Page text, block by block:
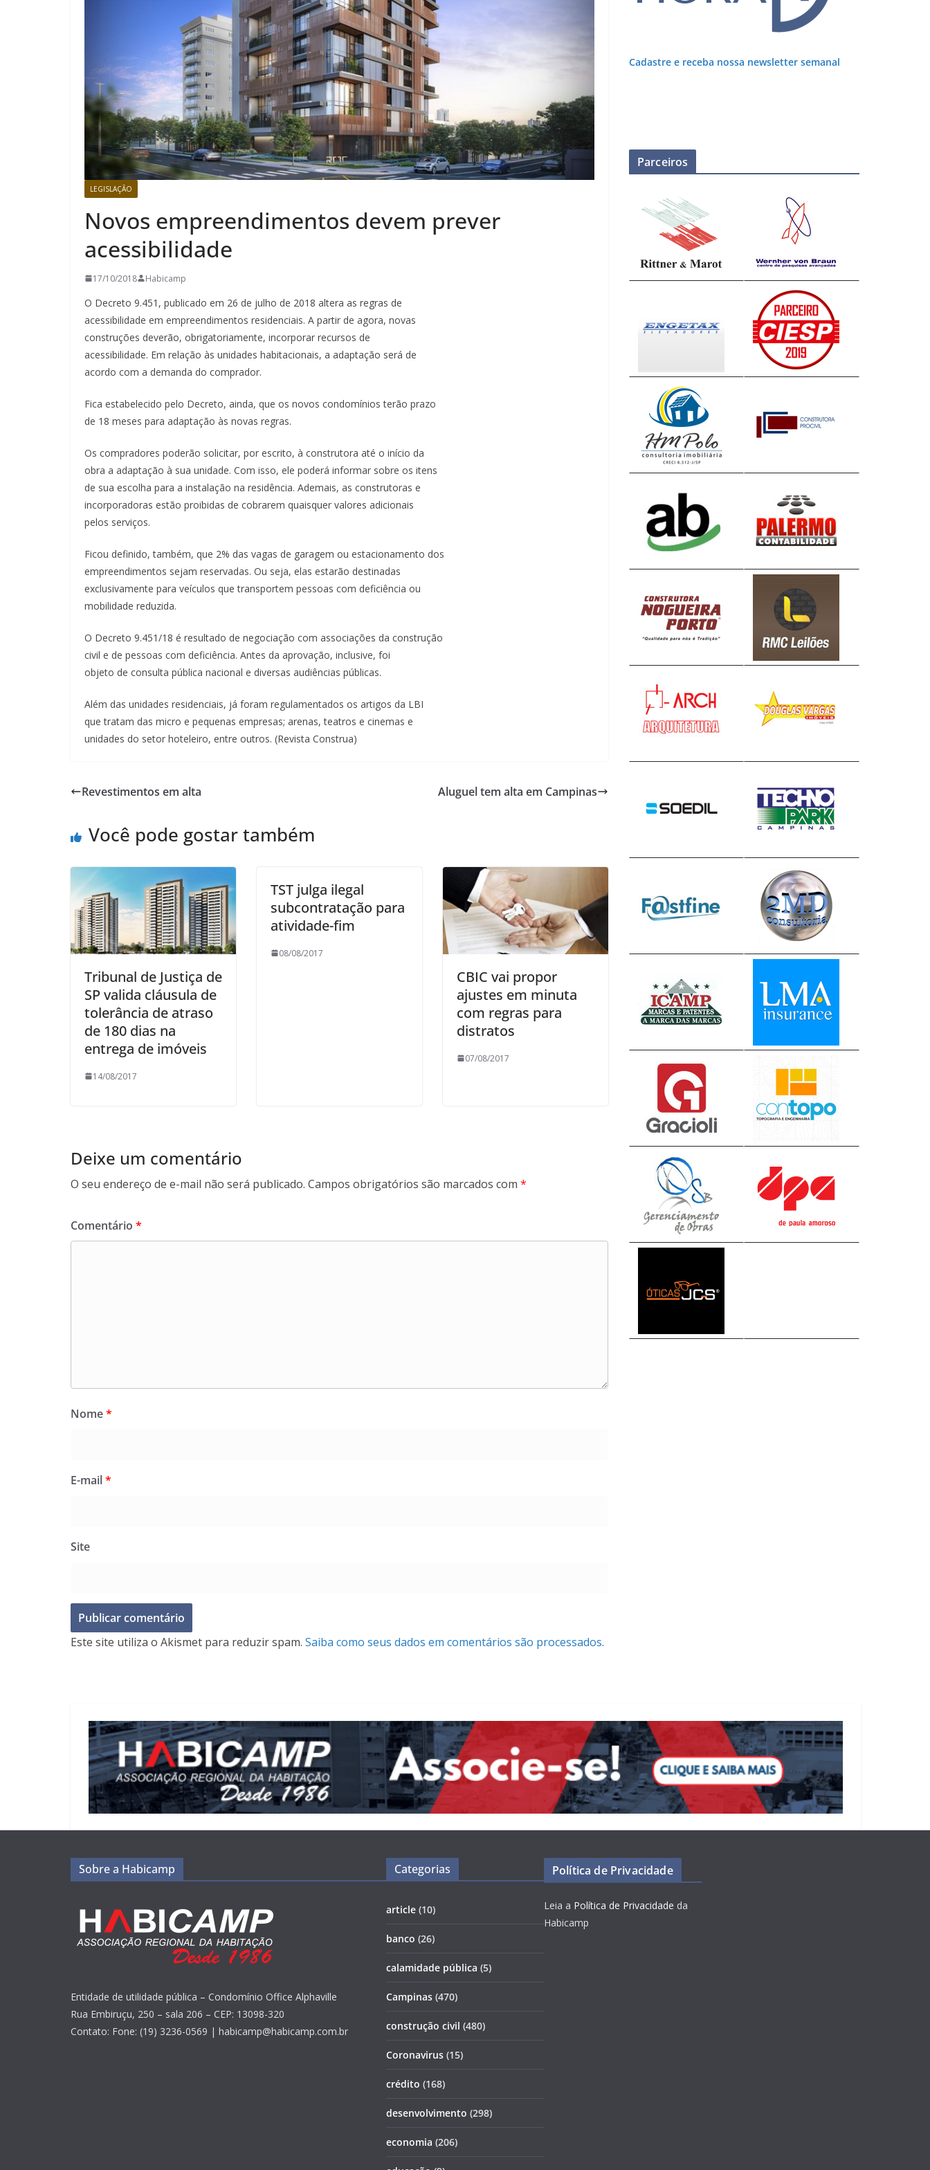
LEGISLAÇÃO
Novos empreendimentos devem prever
acessibilidade
17/10/2018 Habicamp
O Decreto 9.451, publicado em 26 de julho de 2018 altera as regras de
acessibilidade em empreendimentos residenciais. A partir de agora, novas
construções deverão, obrigatoriamente, incorporar recursos de
acessibilidade. Em relação às unidades habitacionais, a adaptação será de
acordo com a demanda do comprador.
Fica estabelecido pelo Decreto, ainda, que os novos condomínios terão prazo
de 18 meses para adaptação às novas regras.
Os compradores poderão solicitar, por escrito, à construtora até o início da
obra a adaptação à sua unidade. Com isso, ele poderá informar sobre os itens
de sua escolha para a instalação na residência. Ademais, as construtoras e
incorporadoras estão proibidas de cobrarem quaisquer valores adicionais
pelos serviços.
Ficou definido, também, que 2% das vagas de garagem ou estacionamento dos
empreendimentos sejam reservadas. Ou seja, elas estarão destinadas
exclusivamente para veículos que transportem pessoas com deficiência ou
mobilidade reduzida.
O Decreto 9.451/18 é resultado de negociação com associações da construção
civil e de pessoas com deficiência. Antes da aprovação, inclusive, foi
objeto de consulta pública nacional e diversas audiências públicas.
Além das unidades residenciais, já foram regulamentados os artigos da LBI
que tratam das micro e pequenas empresas; arenas, teatros e cinemas e
unidades do setor hoteleiro, entre outros. (Revista Construa)
Revestimentos em alta Aluguel tem alta em Campinas
Você pode gostar também
Tribunal de Justiça de
SP valida cláusula de
tolerância de atraso
de 180 dias na
entrega de imóveis
14/08/2017
TST julga ilegal
subcontratação para
atividade-fim
08/08/2017
CBIC vai propor
ajustes em minuta
com regras para
distratos
07/08/2017
Deixe um comentário
O seu endereço de e-mail não será publicado. Campos obrigatórios são marcados com *
Comentário *
Nome*
E-mail*
Site
Este site utiliza o Akismet para reduzir spam. Saiba como seus dados em comentários são processados.
Cadastre e receba nossa newsletter semanal
Parceiros
Sobre a Habicamp
Entidade de utilidade pública – Condomínio Office Alphaville
Rua Embiruçu, 250 – sala 206 – CEP: 13098-320
Contato: Fone: (19) 3236-0569 | habicamp@habicamp.com.br
Categorias
article (10)
banco (26)
calamidade pública (5)
Campinas (470)
construção civil (480)
Coronavirus (15)
crédito (168)
desenvolvimento (298)
economia (206)
Política de Privacidade
Leia a Política de Privacidade da
Habicamp